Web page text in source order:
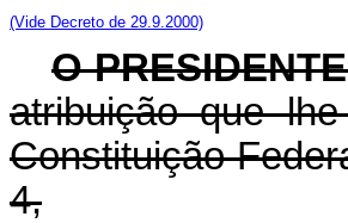
(Vide Decreto de 29.9.2000)
O
atribuição que
Constituição
4,